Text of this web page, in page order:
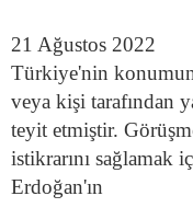
21 Ağustos 2022
Türkiye'nin
veya kişi tarafından
teyit etmiştir.
istikrarını sağlamak
Erdoğan'ın